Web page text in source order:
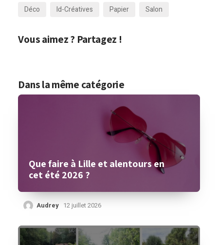
Déco
Id-Créatives Papier Salon
Vous aimez ? Partagez !
Dans la même catégorie
Que faire à Lille et alentours en
cet été 2026 ?
Audrey 12 juillet 2026